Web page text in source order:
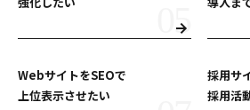
WebサイトをSEOで
上位表示させたい
採用サ
採用活